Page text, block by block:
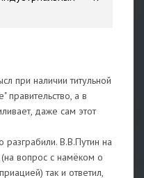
при наличии титульной
правительство, а в
даже сам этот
В.В.Путин на
вопрос с намёком о
так и ответил,